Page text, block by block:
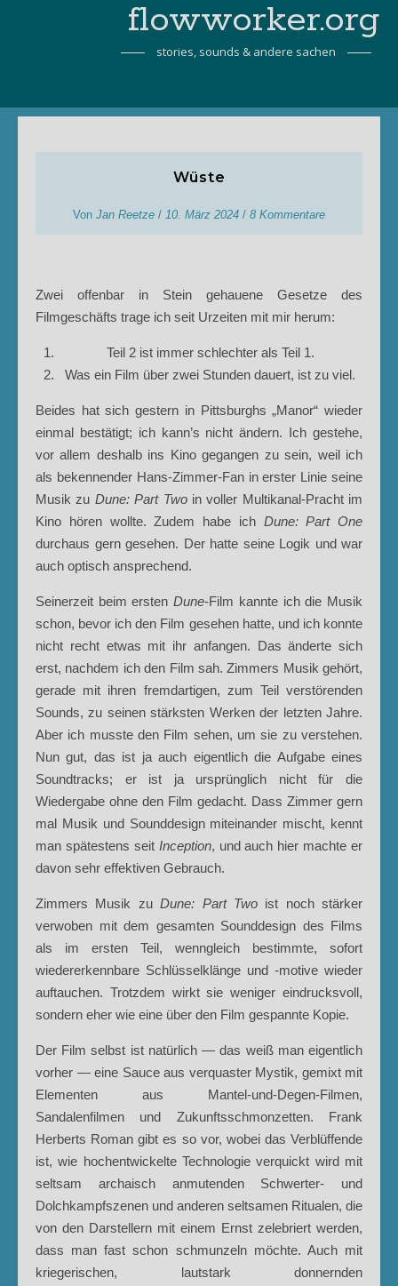
flowworker.org
stories, sounds & andere sachen
Wüste
Von Jan Reetze / 10. März 2024 / 8 Kommentare
Zwei offenbar in Stein gehauene Gesetze des
Filmgeschäfts trage ich seit Urzeiten mit mir herum:
Teil 2 ist immer schlechter als Teil 1.
Was ein Film über zwei Stunden dauert, ist zu viel.
Beides hat sich gestern in Pittsburghs „Manor“ wieder
einmal bestätigt; ich kann’s nicht ändern. Ich gestehe,
vor allem deshalb ins Kino gegangen zu sein, weil ich
als bekennender Hans-Zimmer-Fan in erster Linie seine
Musik zu Dune: Part Twoin voller Multikanal-Pracht im
Kino hören wollte. Zudem habe ich Dune: Part One
durchaus gern gesehen. Der hatte seine Logik und war
auch optisch ansprechend.
Seinerzeit beim erstenDune-Film kannte ich die Musik
schon, bevor ich den Film gesehen hatte, und ich konnte
nicht recht etwas mit ihr anfangen. Das änderte sich
erst, nachdem ich den Film sah. Zimmers Musik gehört,
gerade mit ihren fremdartigen, zum Teil verstörenden
Sounds, zu seinen stärksten Werken der letzten Jahre.
Aber ich musste den Film sehen, um sie zu verstehen.
Nun gut, das ist ja auch eigentlich die Aufgabe eines
Soundtracks; er ist ja ursprünglich nicht für die
Wiedergabe ohne den Film gedacht. Dass Zimmer gern
mal Musik und Sounddesign miteinander mischt, kennt
man spätestens seit Inception, und auch hier machte er
davon sehr effektiven Gebrauch.
Zimmers Musik zuDune: Part Twoist noch stärker
verwoben mit dem gesamten Sounddesign des Films
als im ersten Teil, wenngleich bestimmte, sofort
wiedererkennbare Schlüsselklänge und -motive wieder
auftauchen. Trotzdem wirkt sie weniger eindrucksvoll,
sondern eher wie eine über den Film gespannte Kopie.
Der Film selbst ist natürlich — das weiß man eigentlich
vorher — eine Sauce aus verquaster Mystik, gemixt mit
Elementen aus Mantel-und-Degen-Filmen,
Sandalenfilmen und Zukunftsschmonzetten. Frank
Herberts Roman gibt es so vor, wobei das Verblüffende
ist, wie hochentwickelte Technologie verquickt wird mit
seltsam archaisch anmutenden Schwerter- und
Dolchkampfszenen und anderen seltsamen Ritualen, die
von den Darstellern mit einem Ernst zelebriert werden,
dass man fast schon schmunzeln möchte. Auch mit
kriegerischen, lautstark donnernden